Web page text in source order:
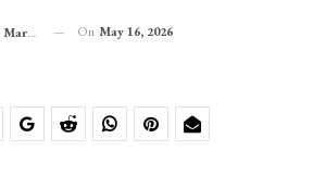
On May 16, 2026